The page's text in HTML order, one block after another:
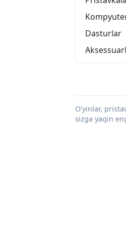
Dasturlar
O'yinlar,
sizga yaqin